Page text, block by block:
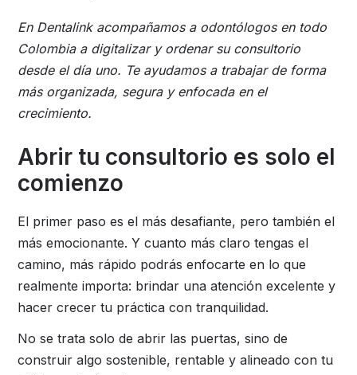
En Dentalink acompañamos a odontólogos en todo
Colombia a digitalizar y ordenar su consultorio
desde el día uno. Te ayudamos a trabajar de forma
más organizada, segura y enfocada en el
crecimiento.
Abrir tu consultorio es solo el
comienzo
El primer paso es el más desafiante, pero también el
más emocionante. Y cuanto más claro tengas el
camino, más rápido podrás enfocarte en lo que
realmente importa: brindar una atención excelente y
hacer crecer tu práctica con tranquilidad.
No se trata solo de abrir las puertas, sino de
construir algo sostenible, rentable y alineado con tu